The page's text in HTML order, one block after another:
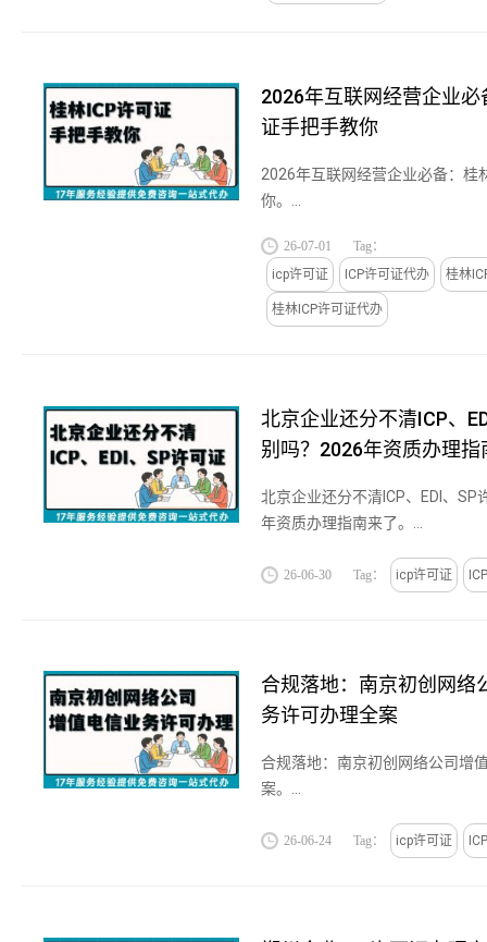
2026年互联网经营企业必
证手把手教你
2026年互联网经营企业必备：桂
你。...
26-07-01
Tag：
icp许可证
ICP许可证代办 桂林
桂林ICP许可证代办
北京企业还分不清ICP、
别吗？2026年资质办理指
北京企业还分不清ICP、EDI、SP
年资质办理指南来了。...
26-06-30 Tag： icp许可证
合规落地：南京初创网络
务许可办理全案
合规落地：南京初创网络公司增
案。...
26-06-24 Tag： icp许可证